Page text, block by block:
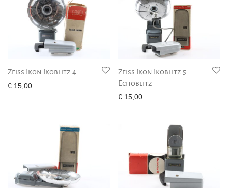
Zeiss Ikon Ikoblitz 4
€ 15,00
Zeiss Ikon Ikoblitz 5
Echoblitz
€ 15,00